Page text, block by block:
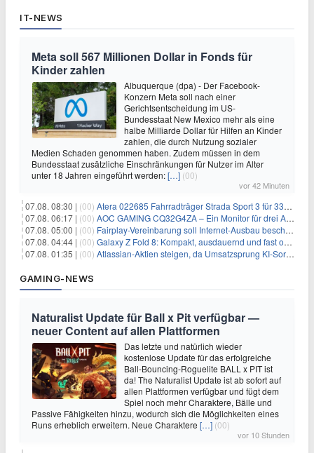
IT-NEWS
Meta soll 567 Millionen Dollar in Fonds für
Kinder zahlen
Albuquerque (dpa) - Der Facebook-
Konzern Meta soll nach einer
Gerichtsentscheidung im US-
Bundesstaat New Mexico mehr als eine
halbe Milliarde Dollar für Hilfen an Kinder
zahlen, die durch Nutzung sozialer
Medien Schaden genommen haben. Zudem müssen in dem
Bundesstaat zusätzliche Einschränkungen für Nutzer im Alter
unter 18 Jahren eingeführt werden:[…] (00)
vor 42 Minuten
07.08. 08:30 | (00) Atera 022685 Fahrradträger Strada Sport 3 für 337,48€
07.08. 06:17 | (00) AOC GAMING CQ32G4ZA – Ein Monitor für drei Arten von Spielen
07.08. 05:00 | (00) Fairplay-Vereinbarung soll Internet-Ausbau beschleunigen
07.08. 04:44 | (00) Galaxy Z Fold 8: Kompakt, ausdauernd und fast ohne Falte
07.08. 01:35 | (00) Atlassian-Aktien steigen, da Umsatzsprung KI-Sorgen dämpft
GAMING-NEWS
Naturalist Update für Ball x Pit verfügbar —
neuer Content auf allen Plattformen
Das letzte und natürlich wieder
kostenlose Update für das erfolgreiche
Ball-Bouncing-Roguelite BALL x PIT ist
da! The Naturalist Update ist ab sofort auf
allen Plattformen verfügbar und fügt dem
Spiel noch mehr Charaktere, Bälle und
Passive Fähigkeiten hinzu, wodurch sich die Möglichkeiten eines
Runs erheblich erweitern. Neue Charaktere […] (00)
vor 10 Stunden